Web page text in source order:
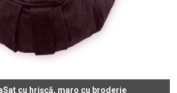
cu hrișcă, maro cu broderie